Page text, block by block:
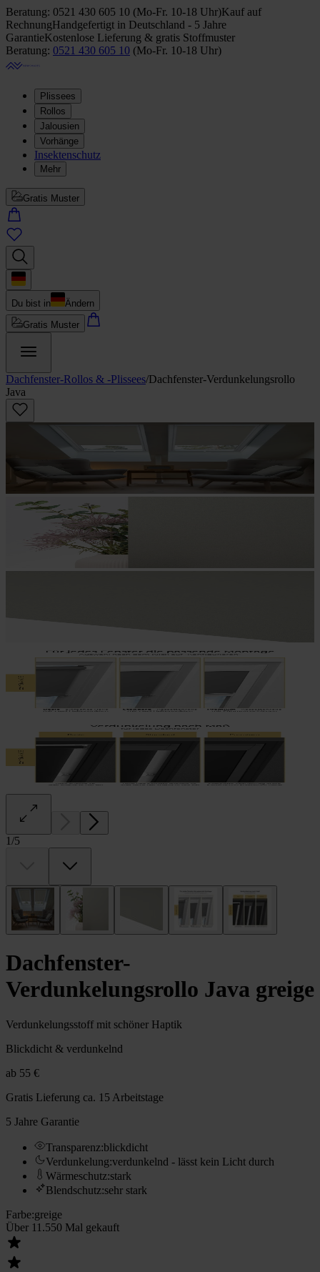
Beratung: 0521 430 605 10 (Mo-Fr. 10-18 Uhr)Kauf auf
RechnungHandgefertigt in Deutschland - 5 Jahre
GarantieKostenlose Lieferung & gratis Stoffmuster
Beratung: 0521 430 605 10 (Mo-Fr. 10-18 Uhr)
Plissees
Rollos
Jalousien
Vorhänge
Insektenschutz
Mehr
Gratis Muster
Du bist in
Ändern
Gratis Muster
Dachfenster-Rollos & -Plissees/Dachfenster-Verdunkelungsrollo
Java
1/5
Dachfenster-
Verdunkelungsrollo Java greige
Verdunkelungsstoff mit schöner Haptik
Blickdicht & verdunkelnd
ab 55 €
Gratis Lieferung ca. 15 Arbeitstage
5 Jahre Garantie
Transparenz:blickdicht
Verdunkelung:verdunkelnd - lässt kein Licht durch
Wärmeschutz:stark
Blendschutz:sehr stark
Farbe:greige
Über 11.550 Mal gekauft